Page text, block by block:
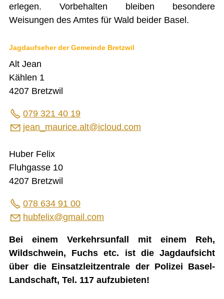
erlegen. Vorbehalten bleiben besondere
Weisungen des Amtes für Wald beider Basel.
Jagdaufseher der Gemeinde Bretzwil
Alt Jean
Kählen 1
4207 Bretzwil
079 321 40 19
jean_maurice.alt@icloud.com
Huber Felix
Fluhgasse 10
4207 Bretzwil
078 634 91 00
h bf l x gm l c m
Bei einem Verkehrsunfall mit einem Reh,
Wildschwein, Fuchs etc. ist die Jagdaufsicht
über die Einsatzleitzentrale der Polizei Basel-
Landschaft, Tel. 117 aufzubieten!